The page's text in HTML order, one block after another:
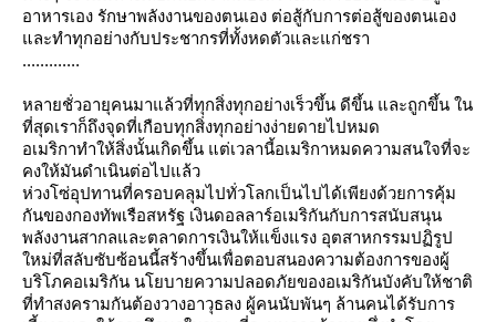
อาหารเอง รักษาพลังงานของตนเอง ต่อสู้กับการต่อสู้ของตนเอง
ละทำทุกอย่างกับประชากรที่ทั้งหดตัวและแก่ชรา
.............
หลายชั่วอายุคนมาแล้วที่ทุกสิ่งทุกอย่างเร็วขึ้น ดีขึ้น และถูกขึ้น ใน
ที่สุดเราก็ถึงจุดที่เกือบทุกสิ่งทุกอย่างง่ายดายไปหมด
อเมริกาทำให้สิ่งนั้นเกิดขึ้น แต่เวลานี้อเมริกาหมดความสนใจที่จะ
คงให้มันดำเนินต่อไปแล้ว
ห่วงโซ่อุปทานที่ครอบคลุมไปทั่วโลกเป็นไปได้เพียงด้วยการคุ้ม
กันของกองทัพเรือสหรัฐ เงินดอลลาร์อเมริกันกับการสนับสนุน
พลังงานสากลและตลาดการเงินให้แข็งแรง อุตสาหกรรมปฏิรูป
หม่ที่สลับซับซ้อนนี้สร้างขึ้นเพื่อตอบสนองความต้องการของผู้
บริโภคอเมริกัน นโยบายความปลอดภัยของอเมริกันบังคับให้ชาติ
ที่ทำสงครามกันต้องวางอาวุธลง ผู้คนนับพันๆ ล้านคนได้รับการ